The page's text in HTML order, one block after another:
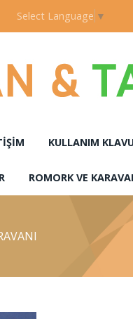
Select Language ▼
KULLANIM
ROMORK VE